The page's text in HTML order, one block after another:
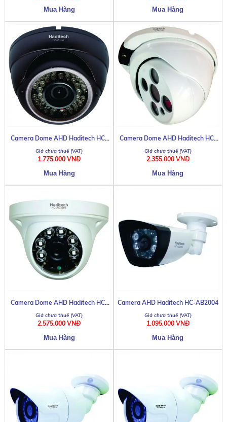
Camera Dome AHD Haditech HC-
ID8036
1.775.000 VNĐ
Camera Dome AHD Haditech HC-
AD3204
2.355.000 VNĐ
Camera Dome AHD Haditech HC-
AD3206
2.575.000 VNĐ
Camera AHD Haditech HC-AB2004
1.095.000 VNĐ